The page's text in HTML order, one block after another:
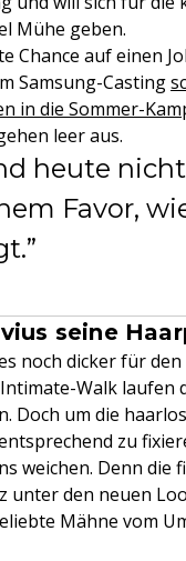
Mühe geben.
Chance auf einen
Samsung-Casting
in die Sommer-
leer aus.
heute
Favor,
seine
noch dicker für den
Walk laufen
Doch um die
zu
weichen. Denn die
unter den neuen
Mähne vom